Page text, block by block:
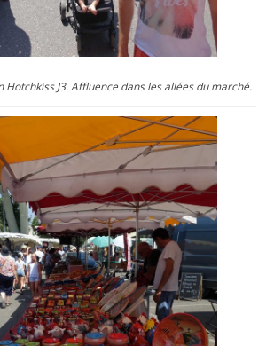
Hotchkiss J3. Affluence dans les allées du marché.